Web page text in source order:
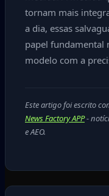
tornam mais
a dia, essas
papel fundamental
modelo com a
Este artigo foi escrito
News Factory APP-
e AEO.